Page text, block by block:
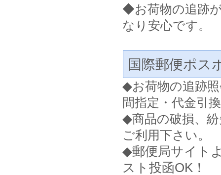
◆お荷物の追跡
なり安心です。
国際郵便ポス
◆お荷物の追跡
間指定・代金引
◆商品の破損、
ご利用下さい。
◆郵便局サイト
スト投函OK！